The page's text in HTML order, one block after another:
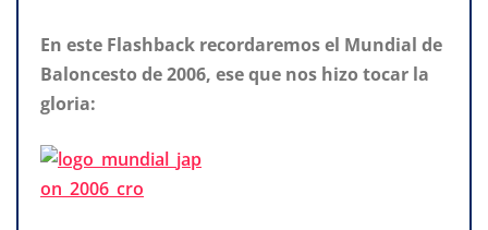
En este Flashback recordaremos el Mundial de
Baloncesto de 2006, ese que nos hizo tocar la
gloria: